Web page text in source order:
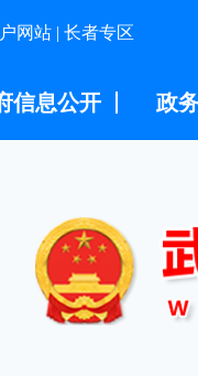
网站 | 长者专区
信息公开 政